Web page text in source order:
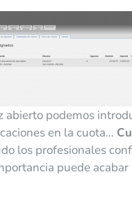
podemos
en la cuota…
los profesionales
puede